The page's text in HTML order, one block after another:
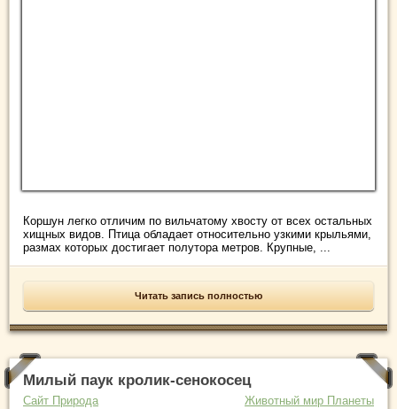
Коршун легко отличим по вильчатому хвосту от всех остальных
хищных видов. Птица обладает относительно узкими крыльями,
размах которых достигает полутора метров. Крупные, ...
Читать запись полностью
Милый паук кролик-сенокосец
Сайт Природа Животный мир Планеты